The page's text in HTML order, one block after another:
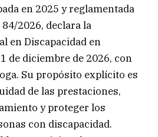
en 2025 y reglamentada
2026, declara la
en Discapacidad en
de diciembre de 2026, con
Su propósito explícito es
de las prestaciones,
y proteger los
con discapacidad.